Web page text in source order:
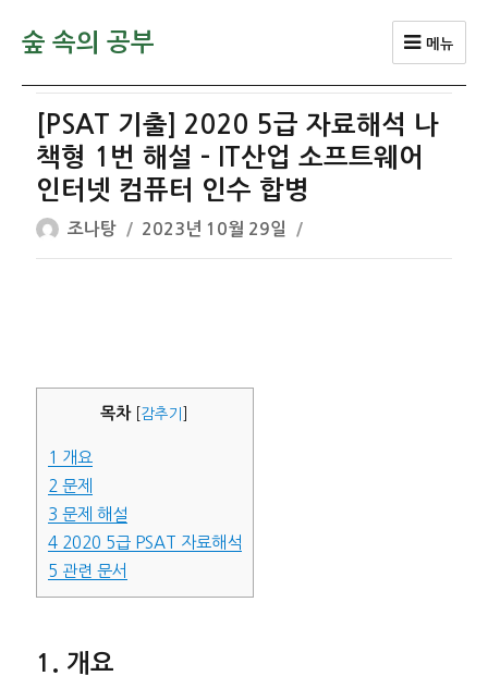
숲 속의 공부 메뉴
[PSAT 기출] 2020 5급 자료해석 나
책형 1번 해설 – IT산업 소프트웨어
인터넷 컴퓨터 인수 합병
글
쓴
조나탕
작
성
2023년 10월 29일
목차 감추기
1 개요
2 문제
3 문제 해설
42020 5급 PSAT 자료해석
5 관련 문서
개요